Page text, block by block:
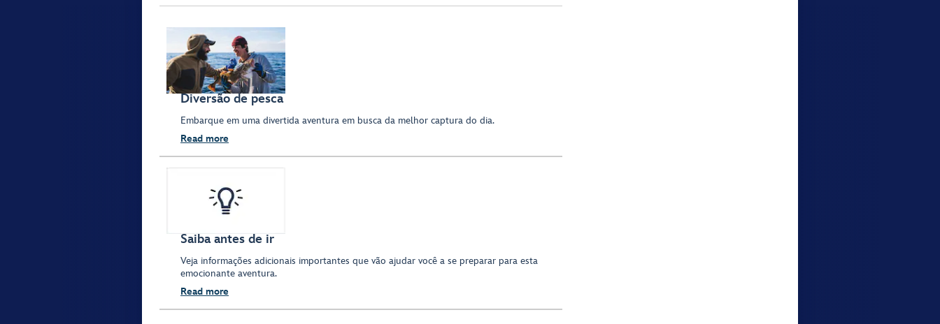
Diversão de pesca
Embarque em uma divertida aventura em busca da melhor captura do dia.
Read more
Saiba antes de ir
Veja informações adicionais importantes que vão ajudar você a se preparar para esta
emocionante aventura.
Read more